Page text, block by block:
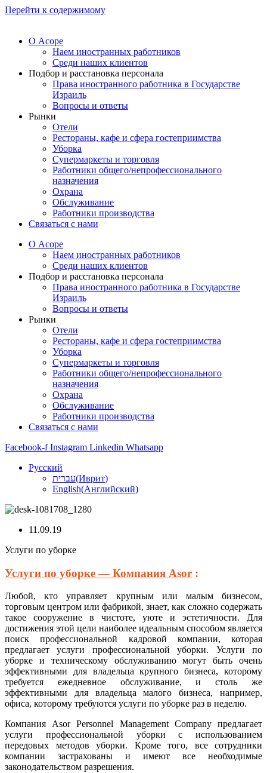
Перейти к содержимому
О Асоре
Наем иностранных работников
Среди наших клиентов
Подбор и расстановка персонала
Права иностранного работника в Государстве
Израиль
Вопросы и ответы
Рынки
Отели
Рестораны, кафе и сфера гостеприимства
Уборка
Супермаркеты и торговля
Работники общего/непрофессионального
назначения
Охрана
Обслуживание
Работники производства
Связаться с нами
О Асоре
Наем иностранных работников
Среди наших клиентов
Подбор и расстановка персонала
Права иностранного работника в Государстве
Израиль
Вопросы и ответы
Рынки
Отели
Рестораны, кафе и сфера гостеприимства
Уборка
Супермаркеты и торговля
Работники общего/непрофессионального
назначения
Охрана
Обслуживание
Работники производства
Связаться с нами
Facebook-f Instagram Linkedin Whatsapp
Русский
עברית(Иврит)
English(Английский)
11.09.19
Услуги по уборке
Услуги по уборке — Компания Asor :
Любой, кто управляет крупным или малым бизнесом,
торговым центром или фабрикой, знает, как сложно содержать
такое сооружение в чистоте, уюте и эстетичности. Для
достижения этой цели наиболее идеальным способом является
поиск профессиональной кадровой компании, которая
предлагает услуги профессиональной уборки. Услуги по
уборке и техническому обслуживанию могут быть очень
эффективными для владельца крупного бизнеса, которому
требуется ежедневное обслуживание, и столь же
эффективными для владельца малого бизнеса, например,
офиса, которому требуются услуги по уборке раз в неделю.
Компания Asor Personnel Management Company предлагает
услуги профессиональной уборки с использованием
передовых методов уборки. Кроме того, все сотрудники
компании застрахованы и имеют все необходимые
законодательством разрешения.